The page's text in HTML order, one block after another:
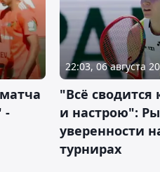
-
22:03, 06 августа
"Всё сводится
и настрою":
уверенности
турнирах